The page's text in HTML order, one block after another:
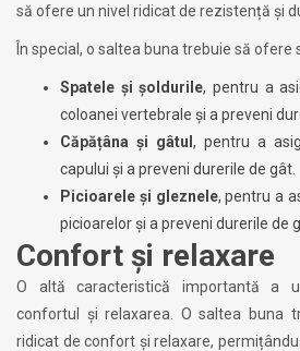
să ofere un nivel ridicat de rezistență și
În special, o saltea buna trebuie să ofere
Spatele și șoldurile, pentru a
coloanei vertebrale și a preveni
Căpățâna și gâtul , pentru a
capului și a preveni durerile de gât.
Picioarele și gleznele, pentru a
picioarelor și a preveni durerile de
Confort și relaxare
O altă caracteristică importantă a
confortul și relaxarea. O saltea buna
ridicat de confort și relaxare,